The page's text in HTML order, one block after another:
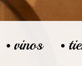
vinos